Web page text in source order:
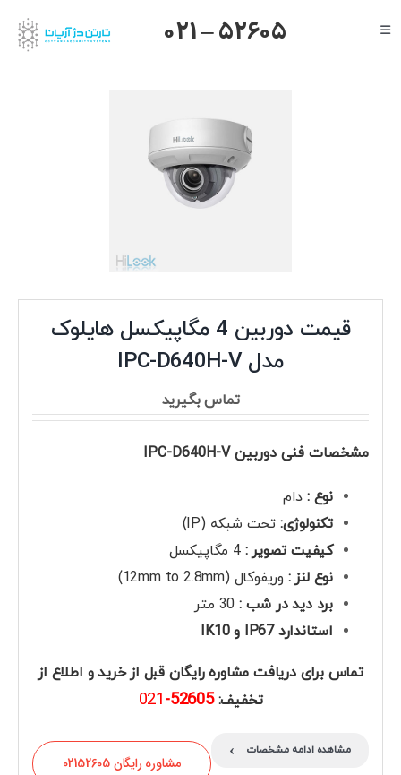
to
Toggle
درباره ما
021 – 52605
قیمت دوربین 4 مگاپیکسل هایلوک
مدل IPC-D640H-V
تماس بگیرید
مشخصات فنی دوربین IPC-D640H-V
نوع: دام
تکنولوژی: تحت شبکه (IP)
کیفیت تصویر :4 مگاپیکسل
نوع لنز : وریفوکال (12mm to 2.8mm)
برد دید در شب : 30 متر
استانداردIP67 و IK10
تماس برای دریافت مشاوره رایگان قبل از خرید و اطلاع از
تخفیف: 52605-
021
مشاهده ادامه مشخصات ›
مشاوره رایگان 02152605